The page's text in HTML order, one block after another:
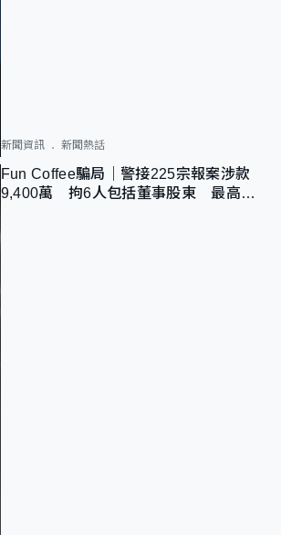
新聞資訊 新聞熱話
Fun Coffee騙局｜警接225宗報案涉款
9,400萬 拘6人包括董事股東 最高金